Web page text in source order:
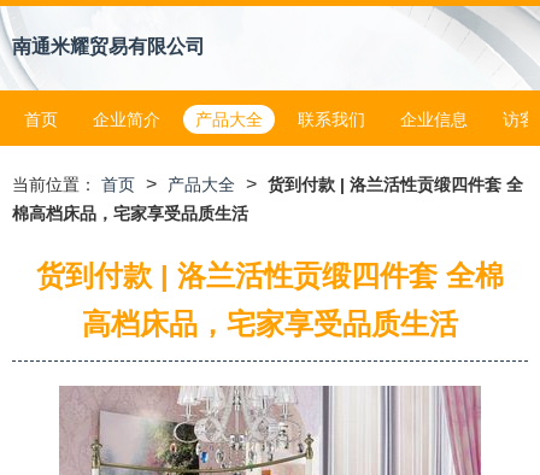
南通米耀贸易有限公司
首页 企业简介 产品大全 联系我们 企业信息 访客
当前位置： 首页 > 产品大全 > 货到付款 | 洛兰活性贡缎四件套 全
棉高档床品，宅家享受品质生活
货到付款 | 洛兰活性贡缎四件套 全棉
高档床品，宅家享受品质生活